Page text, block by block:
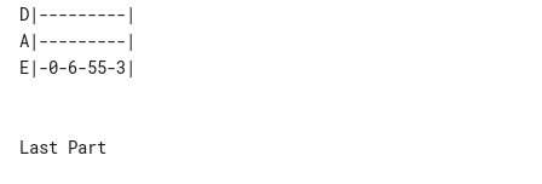
D|---------|
A|---------|
E|-0-6-55-3|
Last Part